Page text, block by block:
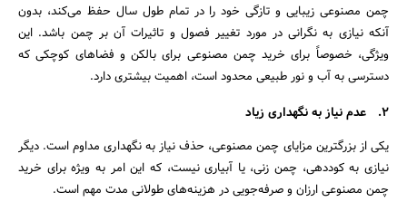
چمن مصنوعی زیبایی و تازگی خود را در تمام طول سال حفظ می‌کند، بدون
آنکه نیازی به نگرانی در مورد تغییر فصول و تاثیرات آن بر چمن باشد. این
ویژگی، خصوصاً برای خرید چمن مصنوعی برای بالکن و فضاهای کوچکی که
دسترسی به آب و نور طبیعی محدود است، اهمیت بیشتری دارد.
2.
عدم نیاز به نگهداری زیاد
یکی از بزرگترین مزایای چمن مصنوعی، حذف نیاز به نگهداری مداوم است. دیگر
نیازی به کوددهی، چمن زنی، یا آبیاری نیست، که این امر به ویژه برای خرید
چمن مصنوعی ارزان و صرفه‌جویی در هزینه‌های طولانی مدت مهم است.